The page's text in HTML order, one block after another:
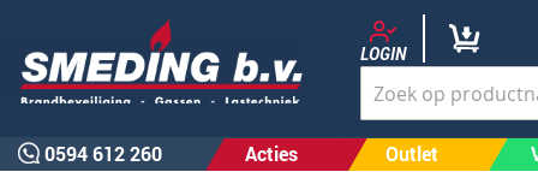
LOGIN
0594 612 260 Acties Outlet